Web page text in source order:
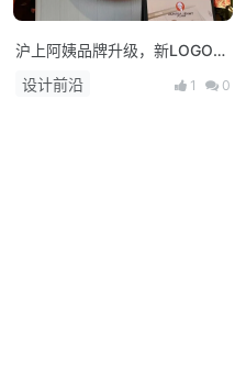
沪上阿姨品牌升级，新LOGO曝
光！
设计前沿 1 0